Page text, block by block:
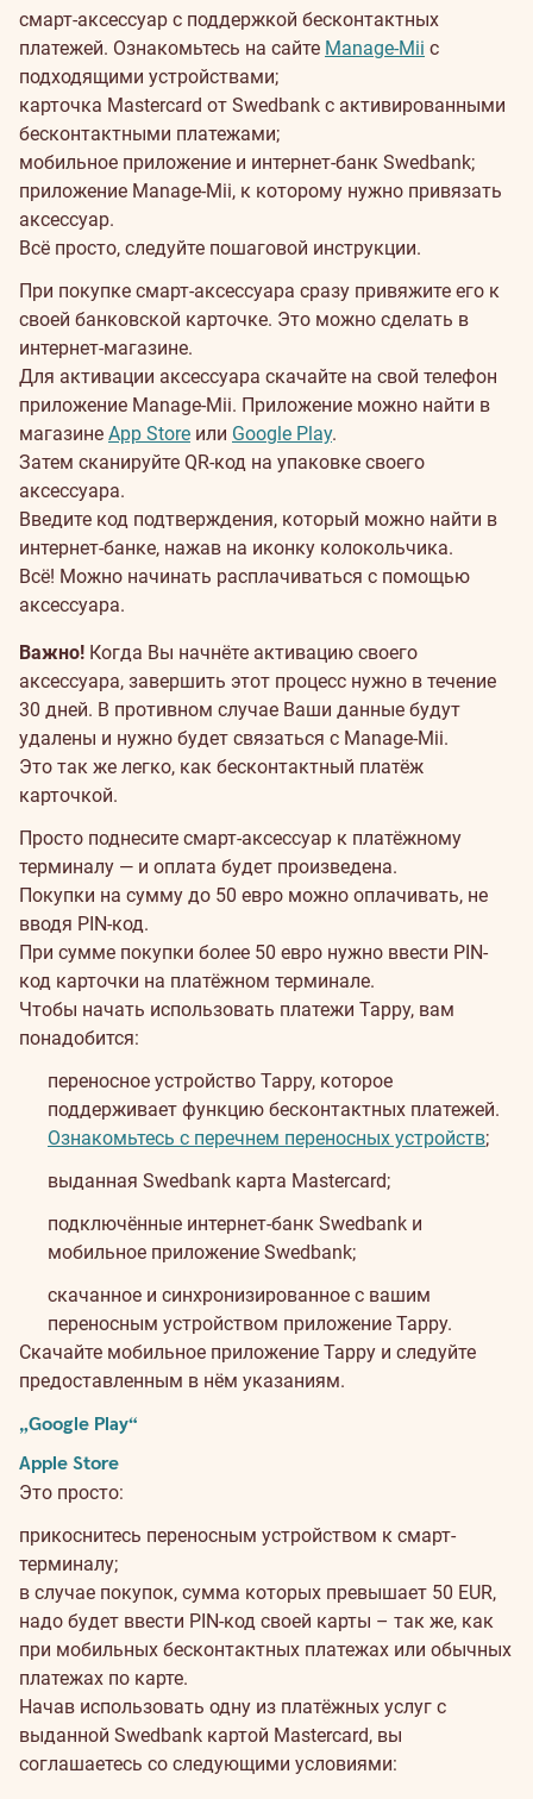
смарт-аксессуар с поддержкой бесконтактных
платежей. Ознакомьтесь на сайте Manage-Mii с
подходящими устройствами;
карточка Mastercard от Swedbank с активированными
бесконтактными платежами;
мобильное приложение и интернет-банк Swedbank;
приложение Manage-Mii, к которому нужно привязать
аксессуар.
Всё просто, следуйте пошаговой инструкции.
При покупке смарт-аксессуара сразу привяжите его к
своей банковской карточке. Это можно сделать в
интернет-магазине.
Для активации аксессуара скачайте на свой телефон
приложение Manage-Mii. Приложение можно найти в
магазине App Store или Google Play.
Затем сканируйте QR-код на упаковке своего
аксессуара.
Введите код подтверждения, который можно найти в
интернет-банке, нажав на иконку колокольчика.
Всё! Можно начинать расплачиваться с помощью
аксессуара.
Важно! Когда Вы начнёте активацию своего
аксессуара, завершить этот процесс нужно в течение
30 дней. В противном случае Ваши данные будут
удалены и нужно будет связаться с Manage-Mii.
Это так же легко, как бесконтактный платёж
карточкой.
Просто поднесите смарт-аксессуар к платёжному
терминалу — и оплата будет произведена.
Покупки на сумму до 50 евро можно оплачивать, не
вводя PIN-код.
При сумме покупки более 50 евро нужно ввести PIN-
код карточки на платёжном терминале.
Чтобы начать использовать платежи Tappy, вам
понадобится:
переносное устройство Tappy, которое
поддерживает функцию бесконтактных платежей.
Ознакомьтесь с перечнем переносных устройств;
выданная Swedbank карта Mastercard;
подключённые интернет-банк Swedbank и
мобильное приложение Swedbank;
скачанное и синхронизированное с вашим
переносным устройством приложение Tappy.
Скачайте мобильное приложение Tappy и следуйте
предоставленным в нём указаниям.
„Google Play“
Apple Store
Это просто:
прикоснитесь переносным устройством к смарт-
терминалу;
в случае покупок, сумма которых превышает 50 EUR,
надо будет ввести PIN-код своей карты – так же, как
при мобильных бесконтактных платежах или обычных
платежах по карте.
Начав использовать одну из платёжных услуг с
выданной Swedbank картой Mastercard, вы
соглашаетесь со следующими условиями: